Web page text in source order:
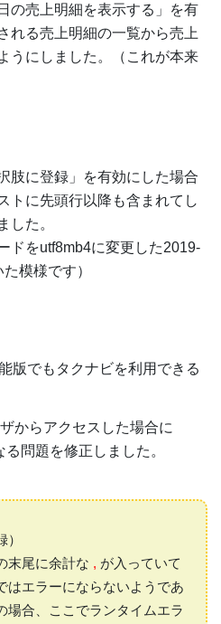
の売上明細を表示する」を有
れる売上明細の一覧から売上
うにしました。（これが本来
肢に登録」を有効にした場合
トに先頭行以降も含まれてし
した。
ドをutf8mb4に変更した2019-
模様です）
版でもタクナビを利用できる
からアクセスした場合に
問題を修正しました。
末尾に余計な , が入っていて
はエラーにならないようであ
場合、ここでランタイムエラ